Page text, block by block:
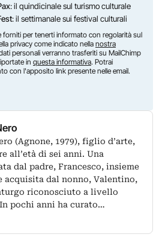
: il quindicinale sul turismo culturale
: il settimanale sui festival culturali
forniti per tenerti informato con regolarità sul
privacy come indicato nella nostra
personali verranno trasferiti su MailChimp
in questa informativa. Potrai
con l'apposito link presente nelle email.
(Agnone, 1979), figlio d’arte,
all’età di sei anni. Una
dal padre, Francesco, insieme
acquisita dal nonno, Valentino,
riconosciuto a livello
pochi anni ha curato…